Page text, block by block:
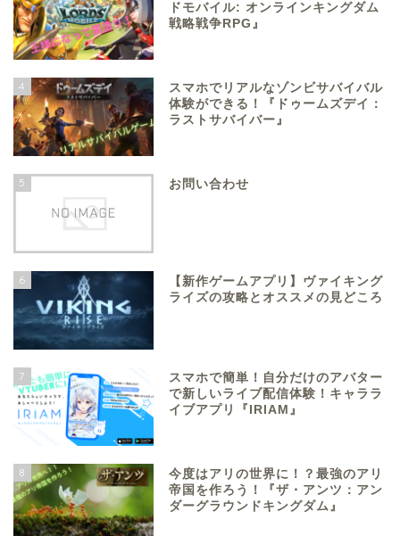
ドモバイル: オンラインキングダム
戦略戦争RPG』
4
スマホでリアルなゾンビサバイバル
体験ができる！『ドゥームズデイ：
ラストサバイバー』
5 お問い合わせ
6
【新作ゲームアプリ】ヴァイキング
ライズの攻略とオススメの見どころ
7
スマホで簡単！自分だけのアバター
で新しいライブ配信体験！キャララ
イブアプリ『IRIAM』
8
今度はアリの世界に！？最強のアリ
帝国を作ろう！『ザ・アンツ：アン
ダーグラウンドキングダム』